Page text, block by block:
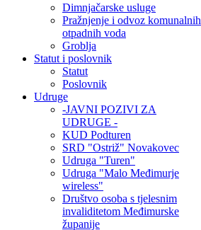
Dimnjačarske usluge
Pražnjenje i odvoz komunalnih
otpadnih voda
Groblja
Statut i poslovnik
Statut
Poslovnik
Udruge
-JAVNI POZIVI ZA
UDRUGE -
KUD Podturen
SRD "Ostriž" Novakovec
Udruga "Turen"
Udruga "Malo Međimurje
wireless"
Društvo osoba s tjelesnim
invaliditetom Međimurske
županije